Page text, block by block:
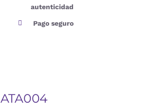
autenticidad
Pago seguro
ATA004